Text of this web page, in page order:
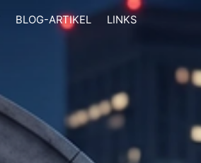
BLOG-ARTIKEL LINKS